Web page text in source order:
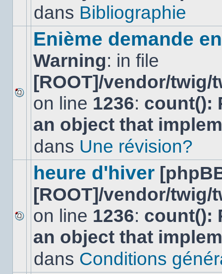
dansdans Bibliographie
Aucun
nouveau
message
non-
dans
sujet.
Enième demande
Warning: in file
[ROOT]/vendor/
on line 1236: count():
an object that
dans Une révision?
Aucun
nouveau
message
heure d'hiver
[ROOT]/vendor/
on line 1236: count():
an object that
dans Conditions